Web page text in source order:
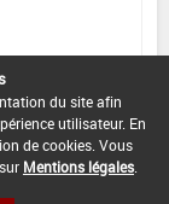
du site afin
utilisateur. En
de cookies. Vous
Mentions légales